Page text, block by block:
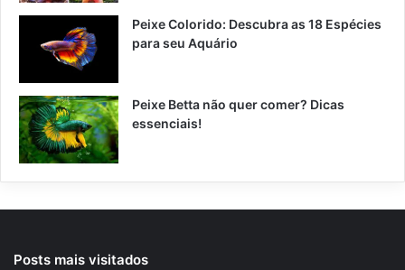
Peixe Colorido: Descubra as 18 Espécies
para seu Aquário
Peixe Betta não quer comer? Dicas
essenciais!
Posts mais visitados